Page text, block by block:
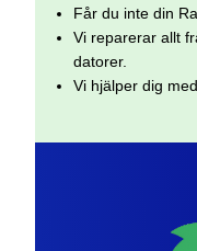
Får du inte din
Vi reparerar allt
datorer.
Vi hjälper dig